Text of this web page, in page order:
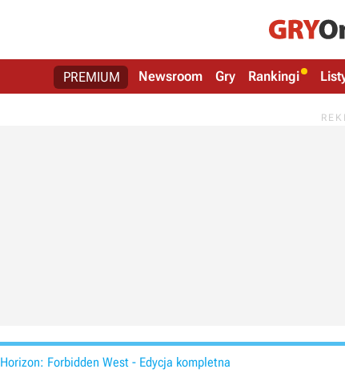
PREMIUM Newsroom Gry Rankingi
Horizon: Forbidden West - Edycja kompletna